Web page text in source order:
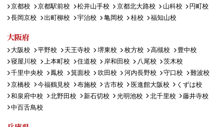
京都校 京都駅前校 松井山手校 京都北大路校 山科校
円町校
長岡京校
出町柳校 宇治校 亀岡校 桂校 福知山校
大阪府
大阪校 平野校 天王寺校 堺東校 枚方校 高槻校
豊中校
寝屋川校
上本町校 住道校 岸和田校 八尾校
茨木校
千里中央校
鳳校 箕面校 吹田校 河内長野校 守口校
難波校
京橋校
今福鶴見校 布施校 古市校 医進館大阪校
くずは校
和泉府中校
北野田校 新石切校 光明池校 北千里校
藤井寺校
中百舌鳥校